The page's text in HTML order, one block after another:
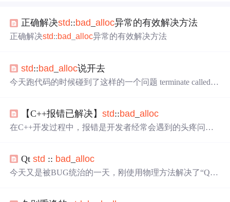
正确解决std::bad _alloc异常的有效解决方法
正确解决std::bad _alloc异常的有效解决方法
std::bad _alloc说开去
今天跑代码的时候碰到了这样的一个问题 terminate called af
的好。 原文链接 当然，我这里只是针对我这一会儿的情
况。最近跑的一个C++程序，迭代时间长，而且一共有800
【C++报错已解决】std::bad _alloc
在C++开发过程中，报错是开发者经常会遇到的头疼问
到了麻烦。那么，当我们遇到这个报错时，应该如何快速
准确地解决呢？这篇文章将深入探讨这个问题，为开发者
Qtstd :: bad _alloc
今天又是被BUG统治的一天，刚使用物理方法解决了“QVe